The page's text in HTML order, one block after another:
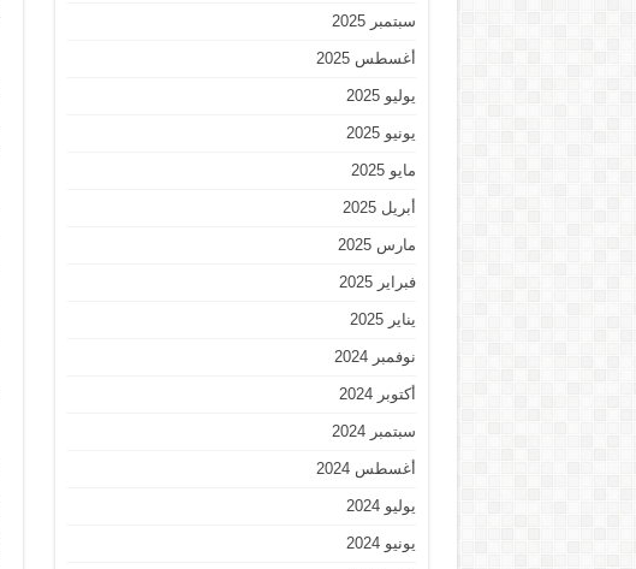
سبتمبر 2025
أغسطس 2025
يوليو 2025
يونيو 2025
مايو 2025
أبريل 2025
مارس 2025
فبراير 2025
يناير 2025
نوفمبر 2024
أكتوبر 2024
سبتمبر 2024
أغسطس 2024
يوليو 2024
يونيو 2024